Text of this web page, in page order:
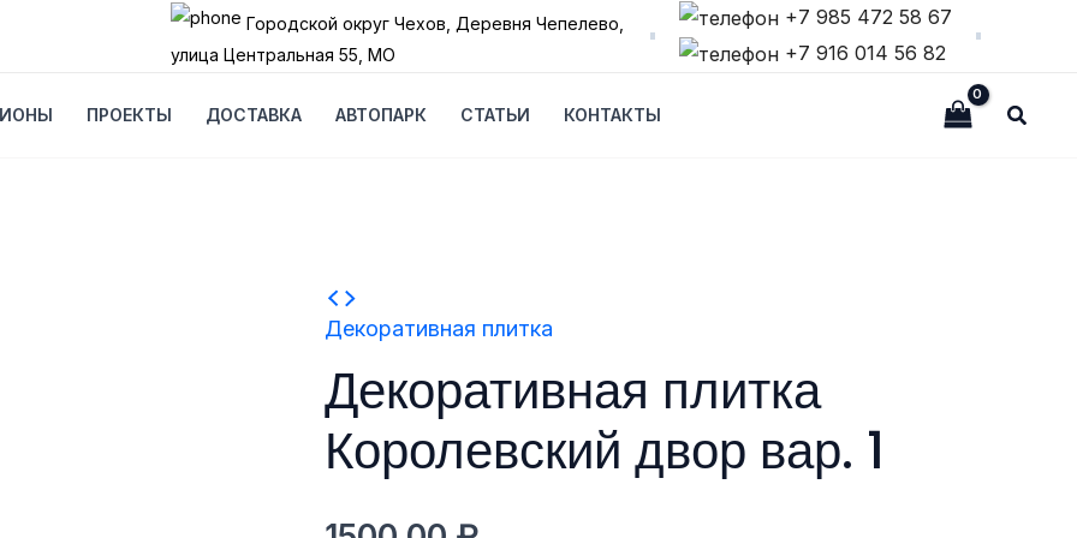
Городской округ Чехов, Деревня Чепелево,
улица Центральная 55, МО
+7 985 472 58 67
+7 916 014 56 82
ПРОЕКТЫ ДОСТАВКА АВТОПАРК СТАТЬИ КОНТАКТЫ Поиск
Декоративная плитка
Декоративная плитка
Королевский двор вар. 1
Количество
товара
Декоративная
плитка
Королевский